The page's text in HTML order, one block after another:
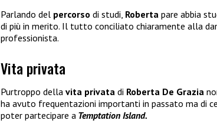
Parlando del percorso di studi, Roberta pare abbia
di più in merito. Il tutto conciliato chiaramente alla
professionista.
Vita privata
Purtroppo della vita privata di Roberta De Grazia
ha avuto frequentazioni importanti in passato ma di
poter partecipare a Temptation Island.